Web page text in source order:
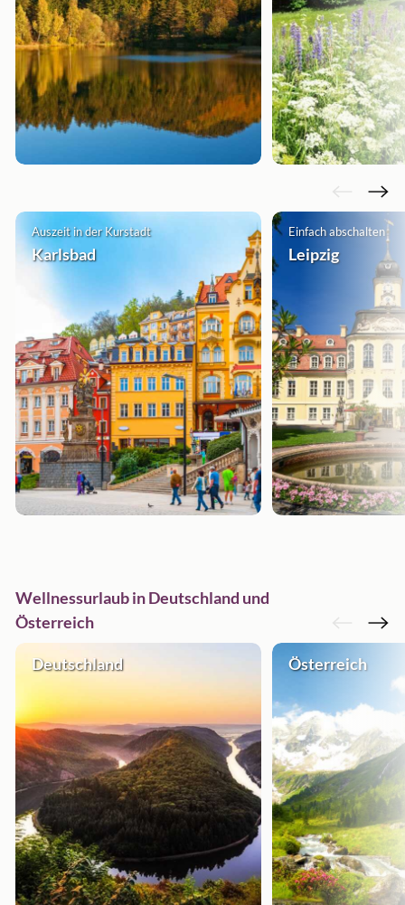
Auszeit in der Kurstadt
Karlsbad
Einfach abschalten
Leipzig
Wellnessurlaub in Deutschland und
Österreich
Deutschland Österreich